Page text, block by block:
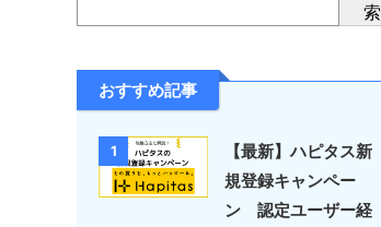
索
おすすめ記事
1
【最新】ハピタス新
規登録キャンペー
ン 認定ユーザー経